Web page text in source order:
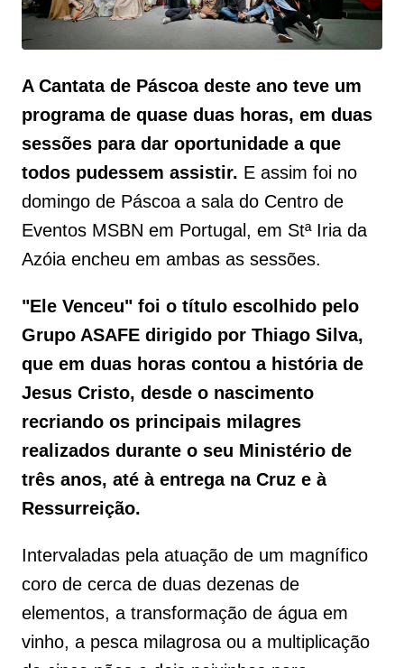
A Cantata de Páscoa deste ano teve um
programa de quase duas horas, em duas
sessões para dar oportunidade a que
todos pudessem assistir. E assim foi no
domingo de Páscoa a sala do Centro de
Eventos MSBN em Portugal, em Stª Iria da
Azóia encheu em ambas as sessões.
"Ele Venceu" foi o título escolhido pelo
Grupo ASAFE dirigido por Thiago Silva,
que em duas horas contou a história de
Jesus Cristo, desde o nascimento
recriando os principais milagres
realizados durante o seu Ministério de
três anos, até à entrega na Cruz e à
Ressurreição.
Intervaladas pela atuação de um magnífico
coro de cerca de duas dezenas de
elementos, a transformação de água em
vinho, a pesca milagrosa ou a multiplicação